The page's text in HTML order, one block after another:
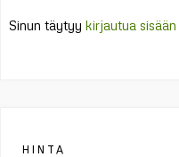
Sinun täytyy kirjautua sisään
HINTA